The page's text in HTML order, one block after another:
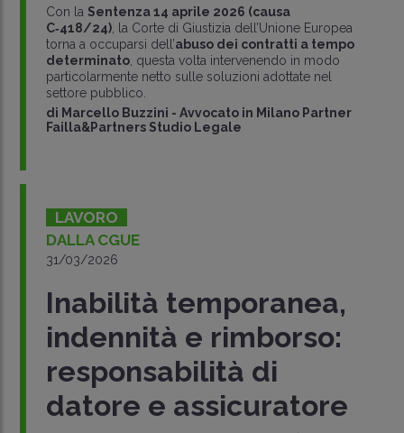
Con la Sentenza 14 aprile 2026 (causa
C‑418/24), la Corte di Giustizia dell’Unione Europea
torna a occuparsi dell’abuso dei contratti a tempo
determinato, questa volta intervenendo in modo
particolarmente netto sulle soluzioni adottate nel
settore pubblico.
di Marcello Buzzini - Avvocato in Milano Partner
Failla&Partners Studio Legale
LAVORO
DALLA CGUE
31/03/2026
Inabilità temporanea,
indennità e rimborso:
responsabilità di
datore e assicuratore